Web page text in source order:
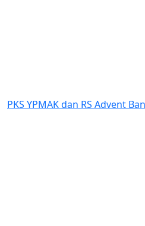
YPMAK dan RS Advent Bandung